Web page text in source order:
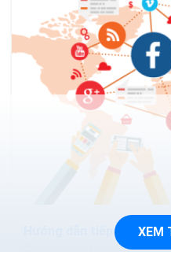
Hướng dẫn tiếp thị trên
Chính việc chia sẻ, thảo
XEM